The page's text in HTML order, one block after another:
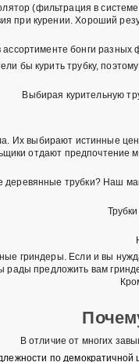
(фильтрация в
при курении. Хороший
ассортименте бонги разных
бы курить трубку,
Выбирая курительную
Их выбирают истинные
отдают предпочтение
деревянные трубки? Наш
гриндеры. Если и вы
рады предложить вам
В отличие от многих
по демократичной